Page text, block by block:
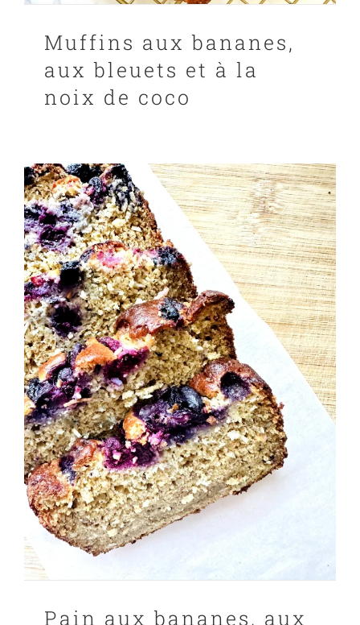
Muffins aux bananes,
aux bleuets et à la
noix de coco
Pain aux bananes, aux